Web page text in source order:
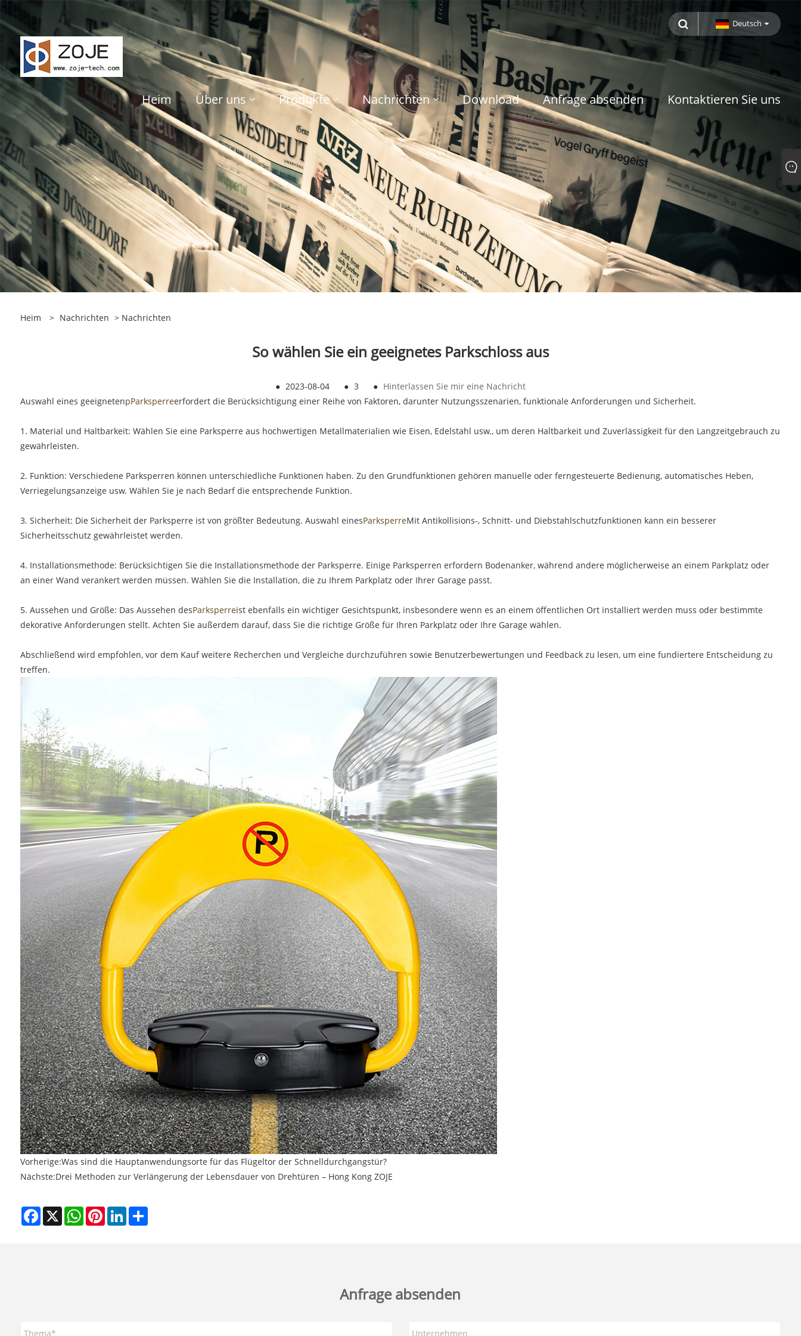
Deutsch
Heim Über uns Produkte Nachrichten Download Anfrage absenden Kontaktieren Sie uns
Heim > Nachrichten > Nachrichten
So wählen Sie ein geeignetes Parkschloss aus
● 2023-08-04 ● 3 ● Hinterlassen Sie mir eine Nachricht
Auswahl eines geeignetenpParksperreerfordert die Berücksichtigung einer Reihe von Faktoren, darunter Nutzungsszenarien, funktionale Anforderungen und Sicherheit.
1. Material und Haltbarkeit: Wählen Sie eine Parksperre aus hochwertigen Metallmaterialien wie Eisen, Edelstahl usw., um deren Haltbarkeit und Zuverlässigkeit für den Langzeitgebrauch zu
gewährleisten.
2. Funktion: Verschiedene Parksperren können unterschiedliche Funktionen haben. Zu den Grundfunktionen gehören manuelle oder ferngesteuerte Bedienung, automatisches Heben,
Verriegelungsanzeige usw. Wählen Sie je nach Bedarf die entsprechende Funktion.
3. Sicherheit: Die Sicherheit der Parksperre ist von größter Bedeutung. Auswahl einesParksperreMit Antikollisions-, Schnitt- und Diebstahlschutzfunktionen kann ein besserer
Sicherheitsschutz gewährleistet werden.
4. Installationsmethode: Berücksichtigen Sie die Installationsmethode der Parksperre. Einige Parksperren erfordern Bodenanker, während andere möglicherweise an einem Parkplatz oder
an einer Wand verankert werden müssen. Wählen Sie die Installation, die zu Ihrem Parkplatz oder Ihrer Garage passt.
5. Aussehen und Größe: Das Aussehen desParksperreist ebenfalls ein wichtiger Gesichtspunkt, insbesondere wenn es an einem öffentlichen Ort installiert werden muss oder bestimmte
dekorative Anforderungen stellt. Achten Sie außerdem darauf, dass Sie die richtige Größe für Ihren Parkplatz oder Ihre Garage wählen.
Abschließend wird empfohlen, vor dem Kauf weitere Recherchen und Vergleiche durchzuführen sowie Benutzerbewertungen und Feedback zu lesen, um eine fundiertere Entscheidung zu
treffen.
Vorherige:Was sind die Hauptanwendungsorte für das Flügeltor der Schnelldurchgangstür?
Nächste:Drei Methoden zur Verlängerung der Lebensdauer von Drehtüren – Hong Kong ZOJE
Facebook
X WhatsAppPinterestLinkedInShare
Anfrage absenden